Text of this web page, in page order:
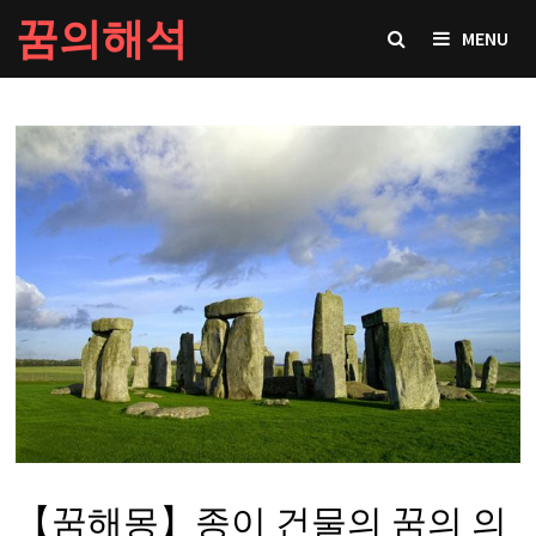
Skip
to
content
꿈의해석 MENU
【꿈해몽】종이 건물의 꿈의 의